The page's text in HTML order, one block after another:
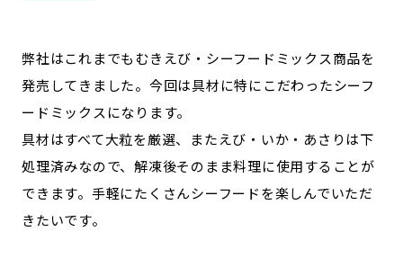
Localist
イベント
飲食店
地域豆知識
Sporkle
「人」から探す
弊社はこれまでもむきえび・シーフードミックス商品を
発売してきました。今回は具材に特にこだわったシーフ
ードミックスになります。
具材はすべて大粒を厳選、またえび・いか・あさりは下
処理済みなので、解凍後そのまま料理に使用することが
できます。手軽にたくさんシーフードを楽しんでいただ
きたいです。